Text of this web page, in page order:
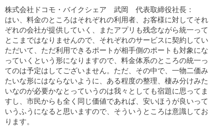
株式会社ドコモ・バイクシェア 武岡 代表取締役社長：
はい、料金のところはそれぞれの利用者、お客様に対してそれ
ぞれの会社が提供していく、またアプリも残念ながら統一って
とこまではなりませんので、それぞれのサービスに契約してい
ただいて、ただ利用できるポートが相手側のポートも対象にな
っていくという形になりますので、料金体系のところの統一っ
てのは予定はしてございません。ただ、その中で、一物二価み
たいな形にはならないように、ある程度の整理、棲み分けみた
いなのが必要かなとっていうのは我々としても宿題に思ってま
すし、市民からも全く同じ価値であれば、安いほうが良いって
いうふうになると思いますので、そういうところは意識してお
ります。